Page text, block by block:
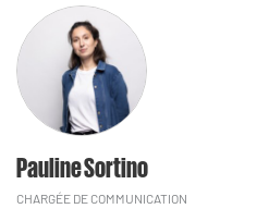
Pauline Sortino
CHARGÉE DE COMMUNICATION